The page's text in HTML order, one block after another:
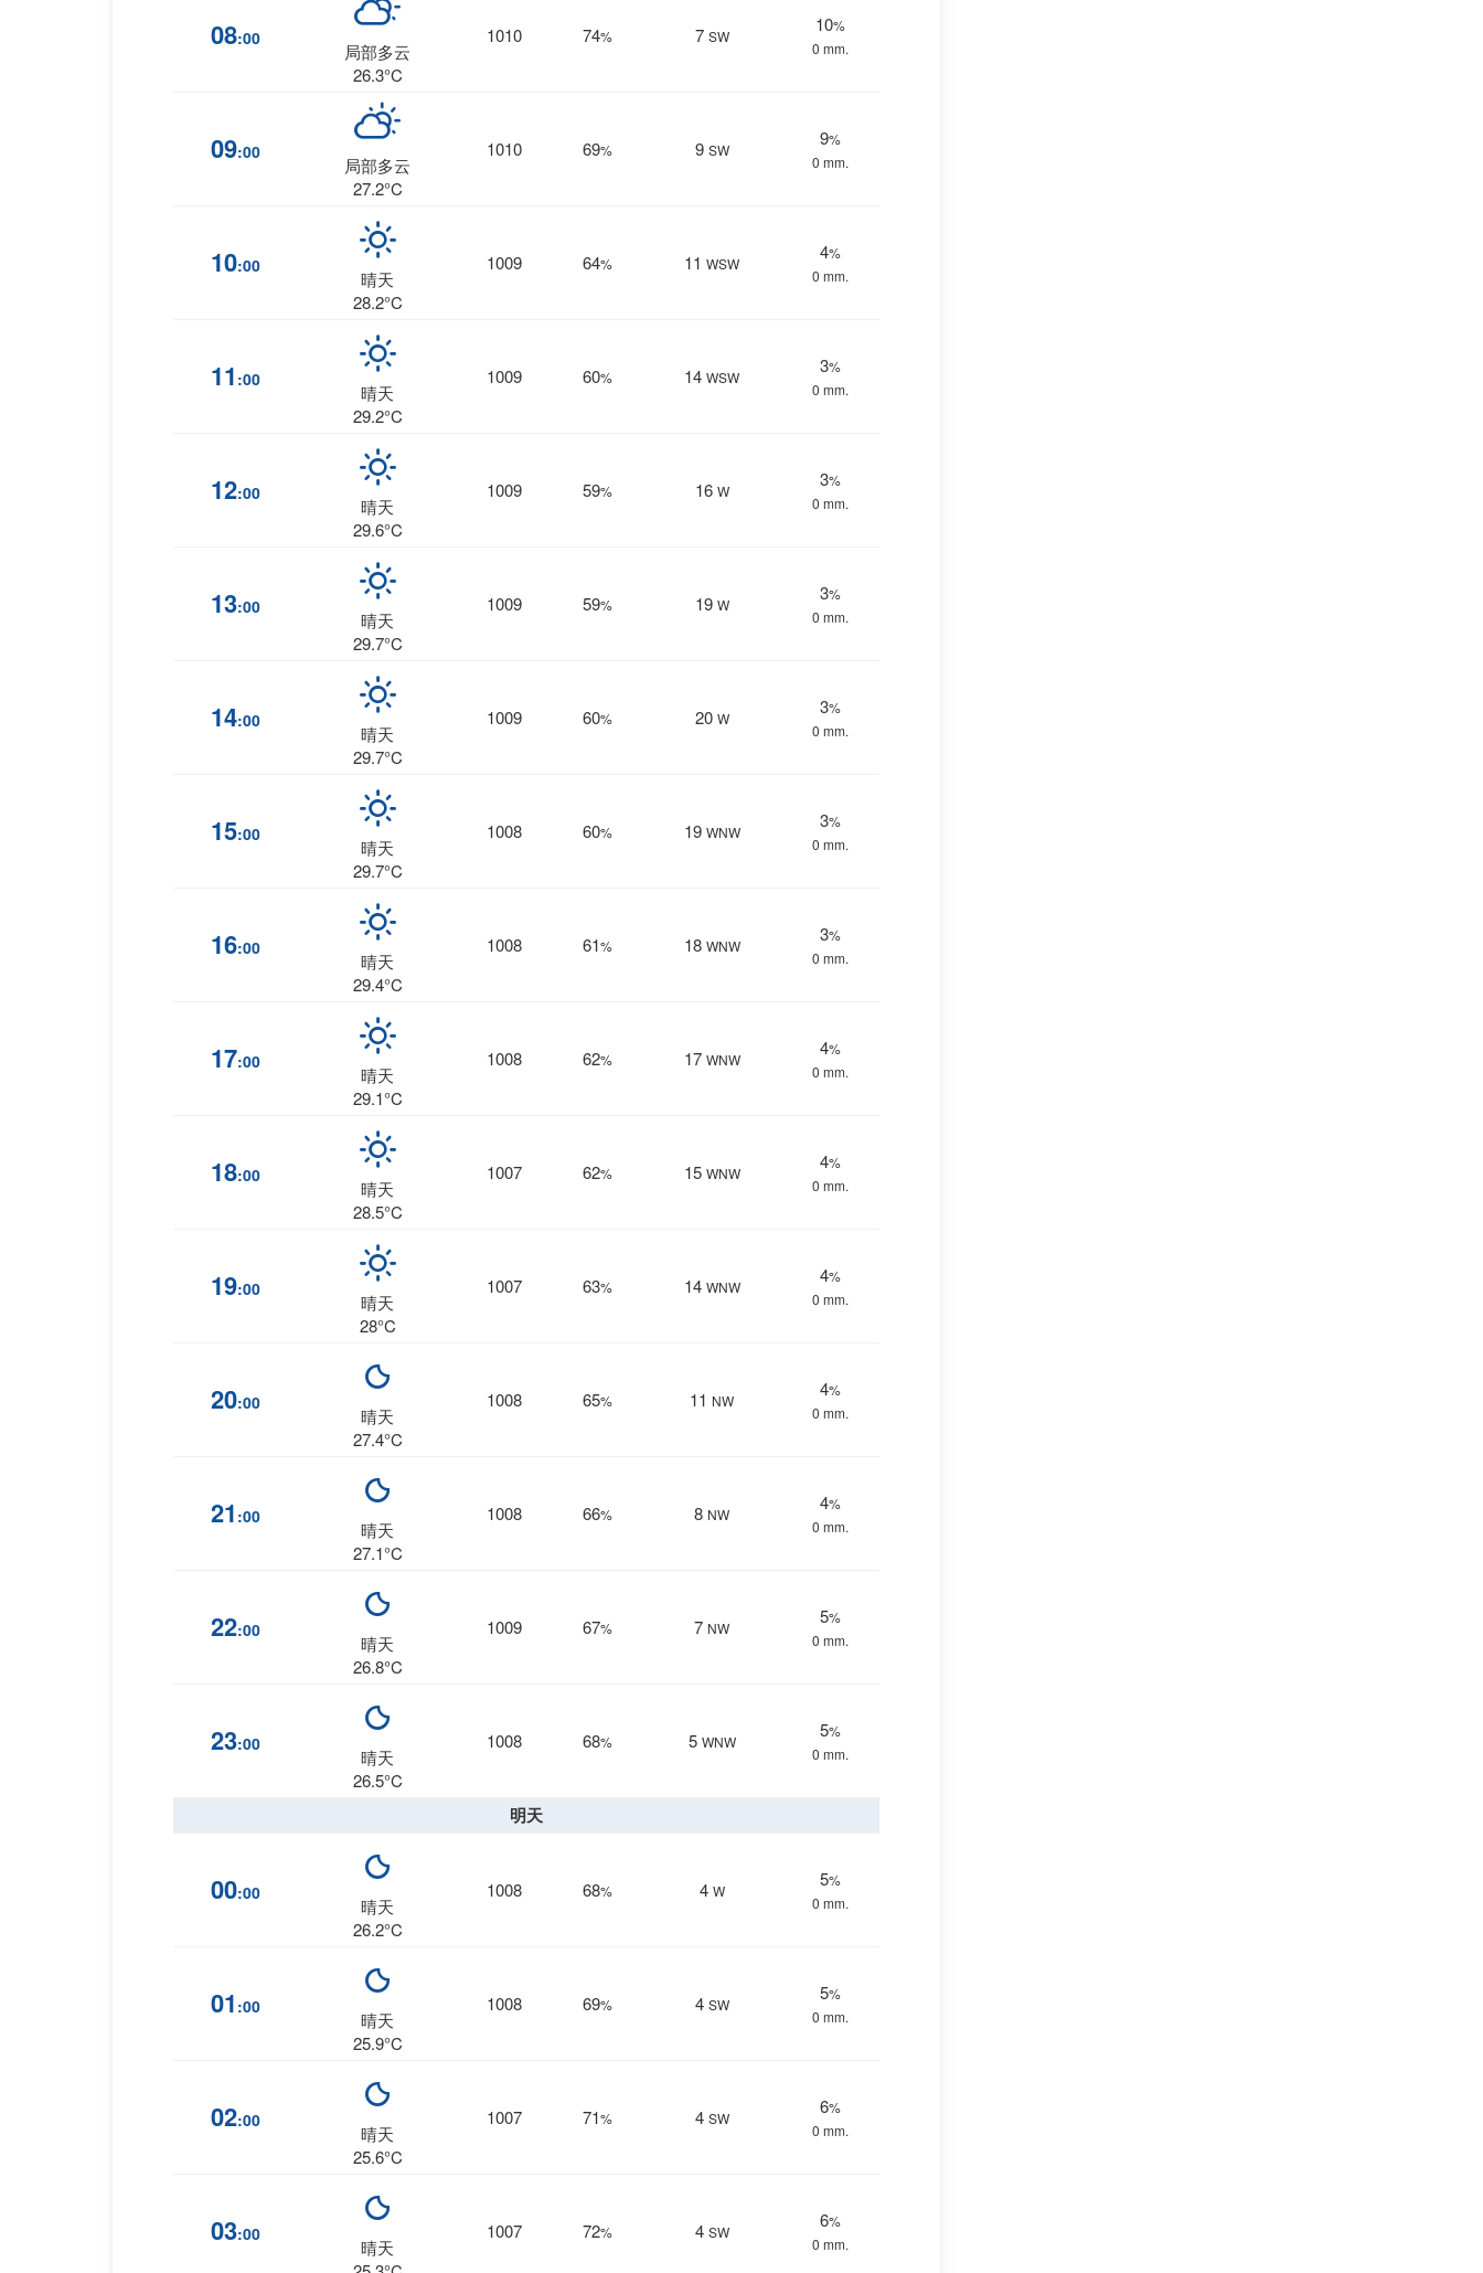
08:00
局部多云
26.3°C
1010 74% 7 SW
10%
0 mm.
09:00
局部多云
27.2°C
1010 69% 9 SW
9%
0 mm.
10:00
晴天
28.2°C
1009 64% 11 WSW
4%
0 mm.
11 :00
晴天
29.2°C
1009 60% 14 WSW
3%
0 mm.
12:00
晴天
29.6°C
1009 59% 16 W
3%
0 mm.
13:00
晴天
29.7°C
1009 59% 19 W
3%
0 mm.
14:00
晴天
29.7°C
1009 60% 20 W
3%
0 mm.
15:00
晴天
29.7°C
1008 60% 19 WNW
3%
0 mm.
16:00
晴天
29.4°C
1008 61% 18 WNW
3%
0 mm.
17:00
晴天
29.1°C
1008 62% 17 WNW
4%
0 mm.
18:00
晴天
28.5°C
1007 62% 15 WNW
4%
0 mm.
19:00
晴天
28°C
1007 63% 14 WNW
4%
0 mm.
20:00
晴天
27.4°C
1008 65% 11 NW
4%
0 mm.
21 :00
晴天
27.1°C
1008 66% 8 NW
4%
0 mm.
22:00
晴天
26.8°C
1009 67% 7 NW
5%
0 mm.
23:00
晴天
26.5°C
1008 68% 5 WNW
5%
0 mm.
明天
00:00
晴天
26.2°C
1008 68% 4 W
5%
0 mm.
01 :00
晴天
25.9°C
1008 69% 4 SW
5%
0 mm.
02:00
晴天
25.6°C
1007 71% 4 SW
6%
0 mm.
03:00
晴天
1007 72% 4 SW
6%
0 mm.